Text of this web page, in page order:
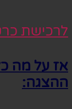
לרכישת
אז על מה
ההצגה: